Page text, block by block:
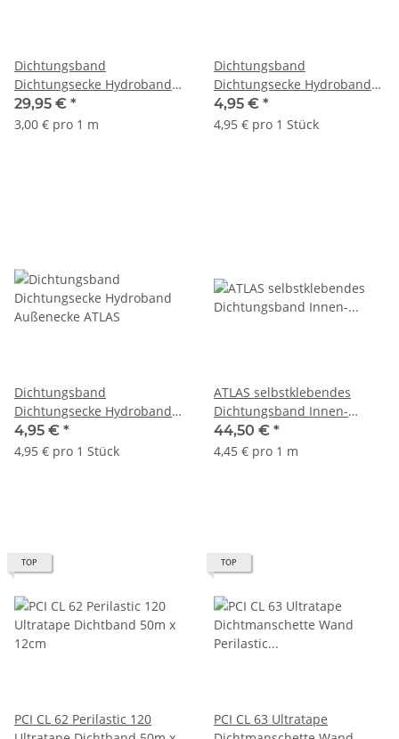
Dichtungsband
Dichtungsecke Hydroband
Innen- und Außenbereich
ATLAS 125mm 10m
29,95 € *
3,00 € pro 1 m
Dichtungsband
Dichtungsecke Hydroband
Innenecke ATLAS
4,95 € *
4,95 € pro 1 Stück
Dichtungsband
Dichtungsecke Hydroband
Außenecke ATLAS
4,95 € *
4,95 € pro 1 Stück
ATLAS selbstklebendes
Dichtungsband Innen-
Außenbereich 100 mm
Länge 10m
44,50 € *
4,45 € pro 1 m
TOP
PCI CL 62 Perilastic 120
TOP
PCI CL 63 Ultratape